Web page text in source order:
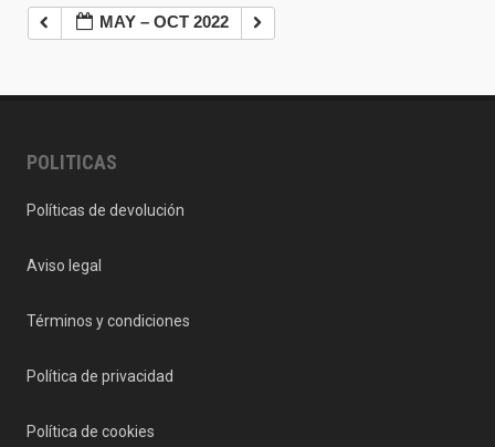
MAY – OCT 2022
POLITICAS
Políticas de devolución
Aviso legal
Términos y condiciones
Política de privacidad
Política de cookies